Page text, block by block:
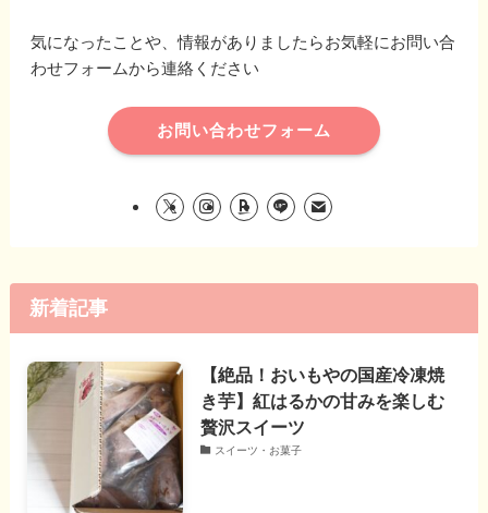
気になったことや、情報がありましたらお気軽にお問い合
わせフォームから連絡ください
お問い合わせフォーム
新着記事
【絶品！おいもやの国産冷凍焼
き芋】紅はるかの甘みを楽しむ
贅沢スイーツ
スイーツ・お菓子